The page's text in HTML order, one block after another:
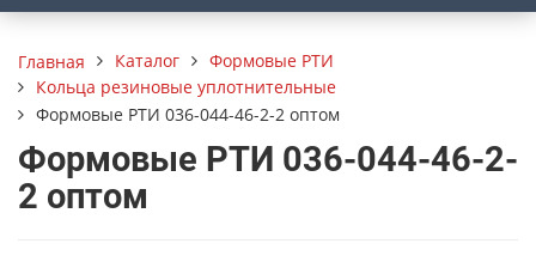
Главная Каталог
Формовые РТИ
Кольца резиновые уплотнительные
Формовые РТИ 036-044-46-2-2 оптом
Формовые РТИ 036-044-46-2-
2 оптом